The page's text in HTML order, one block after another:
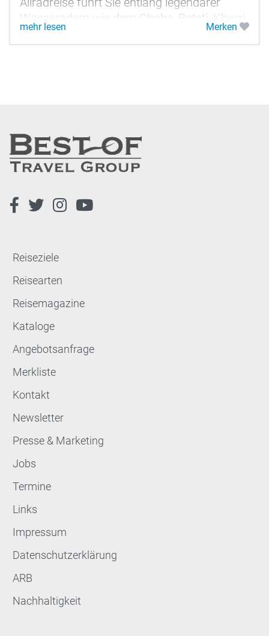
Wasseradern wie dem Chobe, Boteti, Khwai
und Okavango durch eine der...
mehr lesen Merken
Reiseziele
Reisearten
Reisemagazine
Kataloge
Angebotsanfrage
Merkliste
Kontakt
Newsletter
Presse & Marketing
Jobs
Termine
Links
Impressum
Datenschutzerklärung
ARB
Nachhaltigkeit